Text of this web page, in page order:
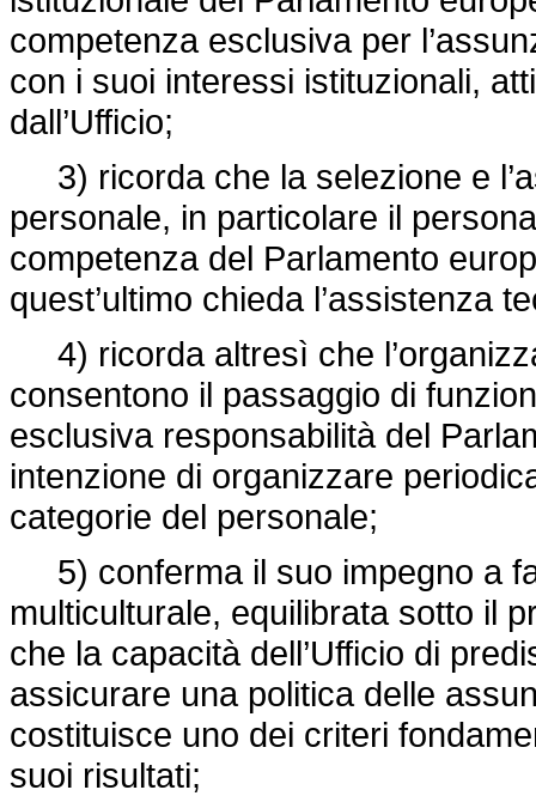
competenza esclusiva per
con i suoi interessi istituzionali,
dall’Ufficio;
3) ricorda che la selezione e
personale, in particolare il
competenza del Parlamento
quest’ultimo chieda l’assistenza
4) ricorda altresì che
consentono il passaggio di
esclusiva responsabilità del
intenzione di organizzare
categorie del personale;
5) conferma il suo impegno a
multiculturale, equilibrata sotto il
che la capacità dell’Ufficio di
assicurare una politica delle
costituisce uno dei criteri
suoi risultati;